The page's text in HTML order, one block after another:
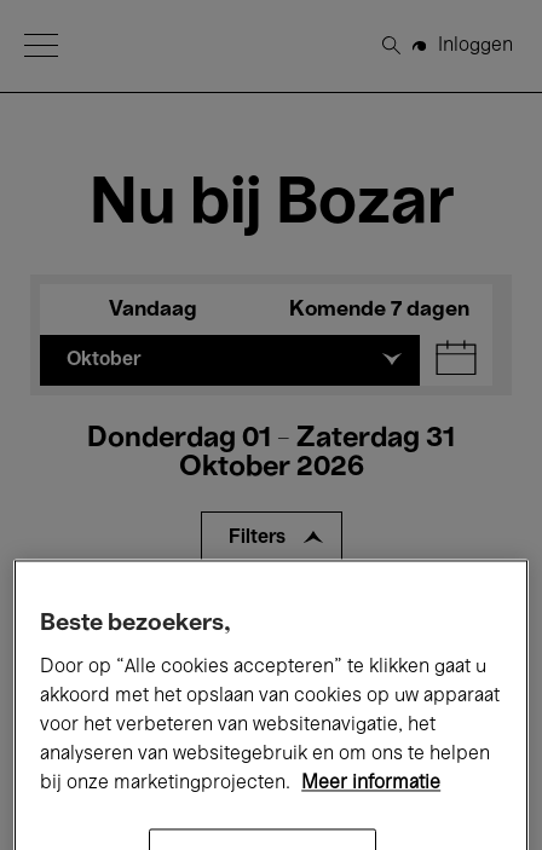
Open Menu
Zoeken
Inloggen
Nu bij Bozar
Vandaag Komende 7 dagen
Oktober
Donderdag 01 - Zaterdag 31
Oktober 2026
Filters
Alle evenementen
Tentoonstellingen Films
Performances Lezingen & Debatten
Jazz Klassieke Muziek Global Music
Beste bezoekers,
Door op “Alle cookies accepteren” te klikken gaat u
akkoord met het opslaan van cookies op uw apparaat
voor het verbeteren van websitenavigatie, het
analyseren van websitegebruik en om ons te helpen
bij onze marketingprojecten.
Meer informatie